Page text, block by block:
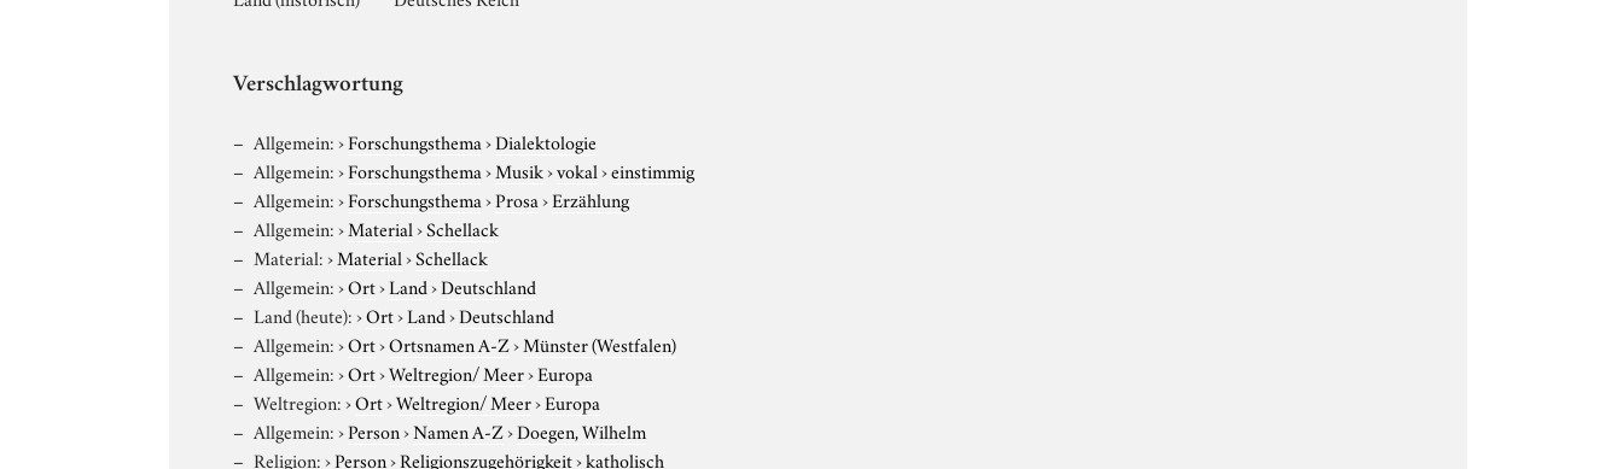
Verschlagwortung
Allgemein:›Forschungsthema›Dialektologie
Allgemein:›Forschungsthema›Musik›vokal›einstimmig
Allgemein:›Forschungsthema›Prosa›Erzählung
Allgemein:›Material›Schellack
Material:›Material›Schellack
Allgemein:›Ort›Land›Deutschland
Land (heute):›Ort›Land›Deutschland
Allgemein:›Ort›Ortsnamen A-Z›Münster (Westfalen)
Allgemein:›Ort›Weltregion/ Meer›Europa
Weltregion:›Ort›Weltregion/ Meer›Europa
Allgemein:›Person›Namen A-Z›Doegen, Wilhelm
Religion:›Person›Religionszugehörigkeit›katholisch